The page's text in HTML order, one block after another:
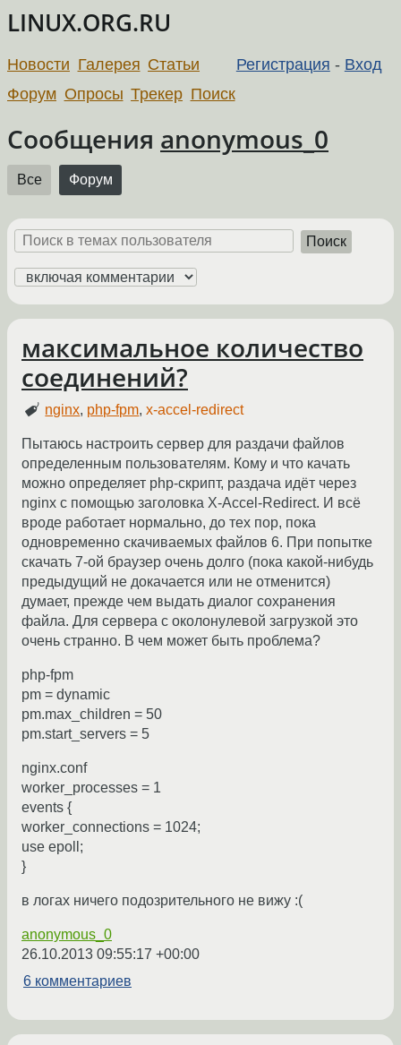
LINUX.ORG.RU
Регистрация - Вход
Новости Галерея Статьи
Форум Опросы Трекер Поиск
Сообщения anonymous_0
Все Форум
Поиск
максимальное количество
соединений?
nginx, php-fpm,x-accel-redirect
Пытаюсь настроить сервер для раздачи файлов
определенным пользователям. Кому и что качать
можно определяет php-скрипт, раздача идёт через
nginx с помощью заголовка X-Accel-Redirect. И всё
вроде работает нормально, до тех пор, пока
одновременно скачиваемых файлов 6. При попытке
скачать 7-ой браузер очень долго (пока какой-нибудь
предыдущий не докачается или не отменится)
думает, прежде чем выдать диалог сохранения
файла. Для сервера с околонулевой загрузкой это
очень странно. В чем может быть проблема?
php-fpm
pm = dynamic
pm.max_children = 50
pm.start_servers = 5
nginx.conf
worker_processes = 1
events {
worker_connections = 1024;
use epoll;
}
в логах ничего подозрительного не вижу :(
anonymous_0
26.10.2013 09:55:17 +00:00
6 комментариев